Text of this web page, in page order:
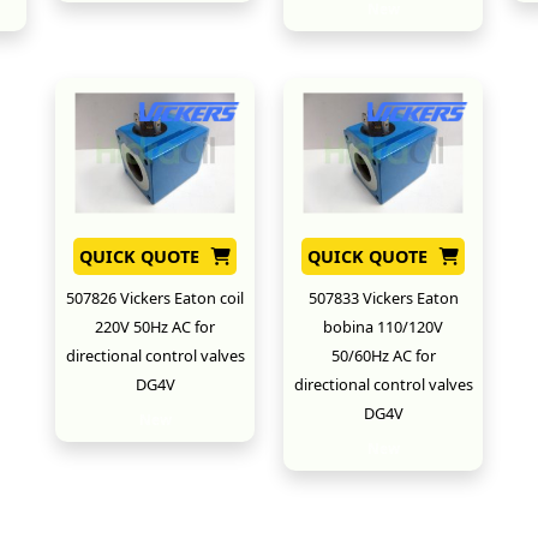
QUICK QUOTE
507826 Vickers Eaton coil
220V 50Hz AC for
directional control valves
DG4V
QUICK QUOTE
507833 Vickers Eaton
bobina 110/120V
50/60Hz AC for
directional control valves
DG4V